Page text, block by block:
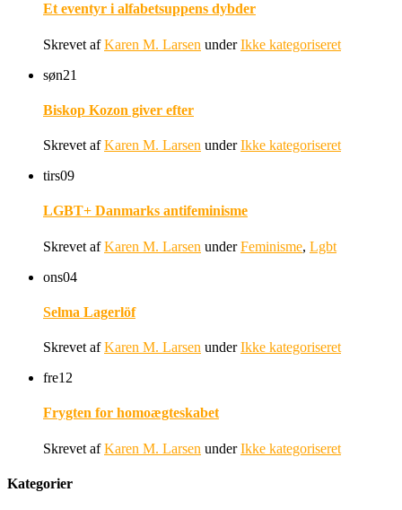
Et eventyr i alfabetsuppens dybder
Skrevet afKaren M. Larsen underIkke kategoriseret
søn21
Biskop Kozon giver efter
Skrevet afKaren M. Larsen underIkke kategoriseret
tirs09
LGBT+ Danmarks antifeminisme
Skrevet afKaren M. Larsen underFeminisme, Lgbt
ons04
Selma Lagerlöf
Skrevet afKaren M. Larsen underIkke kategoriseret
fre12
Frygten for homoægteskabet
Skrevet afKaren M. Larsen underIkke kategoriseret
Kategorier